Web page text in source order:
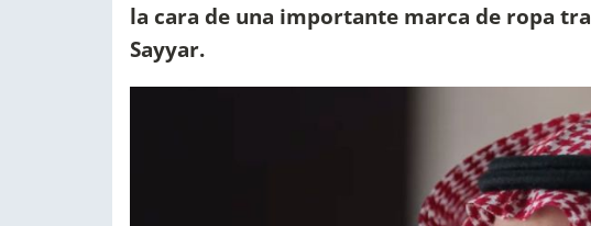
la cara de una importante marca de ropa
Sayyar.